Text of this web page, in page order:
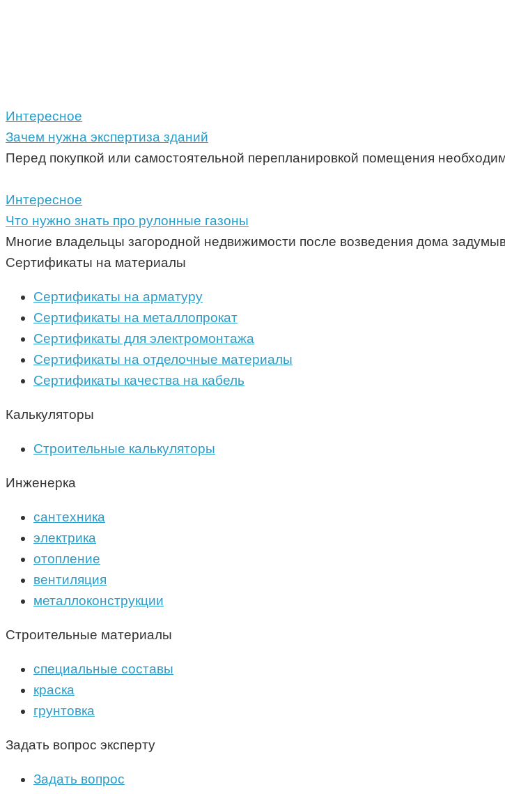
Интересное
Зачем нужна экспертиза зданий
Перед покупкой или самостоятельной перепланировкой помещения
Интересное
Что нужно знать про рулонные газоны
Многие владельцы загородной недвижимости после возведения дома
Сертификаты на материалы
Сертификаты на арматуру
Сертификаты на металлопрокат
Сертификаты для электромонтажа
Сертификаты на отделочные материалы
Сертификаты качества на кабель
Калькуляторы
Строительные калькуляторы
Инженерка
сантехника
электрика
отопление
вентиляция
металлоконструкции
Строительные материалы
специальные составы
краска
грунтовка
Задать вопрос эксперту
Задать вопрос